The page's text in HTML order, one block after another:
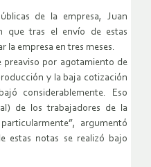
de la empresa, Juan
que tras el envío de estas
la empresa en tres meses.
preaviso por agotamiento de
y la baja cotización
considerablemente. Eso
de los trabajadores de la
argumentó
estas notas se realizó bajo